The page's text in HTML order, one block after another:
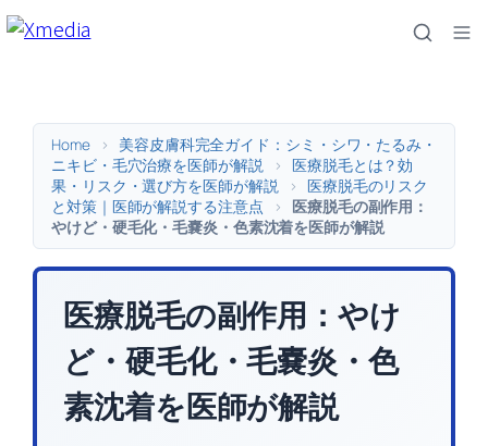
内
Home >
美容皮膚科完全ガイド：シミ・シワ・たるみ・
ニキビ・毛穴治療を医師が解説
>
医療脱毛とは？効
果・リスク・選び方を医師が解説
>
医療脱毛のリスク
と対策｜医師が解説する注意点
>
医療脱毛の副作用：
やけど・硬毛化・毛嚢炎・色素沈着を医師が解説
医療脱毛の副作用：やけ
ど・硬毛化・毛嚢炎・色
素沈着を医師が解説